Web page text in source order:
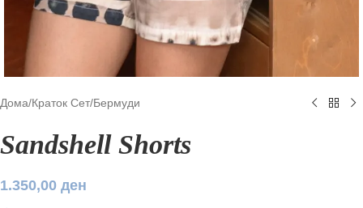
Дома/Краток Сет/Бермуди
Sandshell Shorts
1.350,00 ден